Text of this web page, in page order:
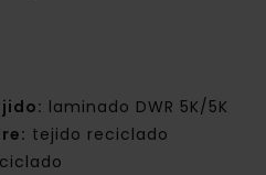
laminado DWR 5K/5K
tejido reciclado